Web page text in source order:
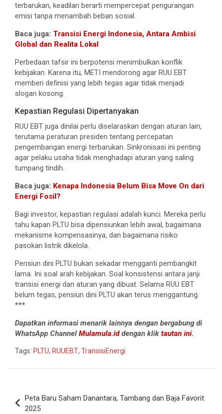
terbarukan, keadilan berarti mempercepat pengurangan
emisi tanpa menambah beban sosial.
Baca juga: Transisi Energi Indonesia, Antara Ambisi
Global dan Realita Lokal
Perbedaan tafsir ini berpotensi menimbulkan konflik
kebijakan. Karena itu, METI mendorong agar RUU EBT
memberi definisi yang lebih tegas agar tidak menjadi
slogan kosong.
Kepastian Regulasi Dipertanyakan
RUU EBT juga dinilai perlu diselaraskan dengan aturan lain,
terutama peraturan presiden tentang percepatan
pengembangan energi terbarukan. Sinkronisasi ini penting
agar pelaku usaha tidak menghadapi aturan yang saling
tumpang tindih.
Baca juga: Kenapa Indonesia Belum Bisa Move On dari
Energi Fosil?
Bagi investor, kepastian regulasi adalah kunci. Mereka perlu
tahu kapan PLTU bisa dipensiunkan lebih awal, bagaimana
mekanisme kompensasinya, dan bagaimana risiko
pasokan listrik dikelola.
Pensiun dini PLTU bukan sekadar mengganti pembangkit
lama. Ini soal arah kebijakan. Soal konsistensi antara janji
transisi energi dan aturan yang dibuat. Selama RUU EBT
belum tegas, pensiun dini PLTU akan terus menggantung.
***
Dapatkan informasi menarik lainnya dengan bergabung di
WhatsApp Channel Mulamula.iddengan klik tautan ini.
Tags: PLTU, RUUEBT, TransisiEnergi
pos
Peta Baru Saham Danantara, Tambang dan Baja Favorit
2025